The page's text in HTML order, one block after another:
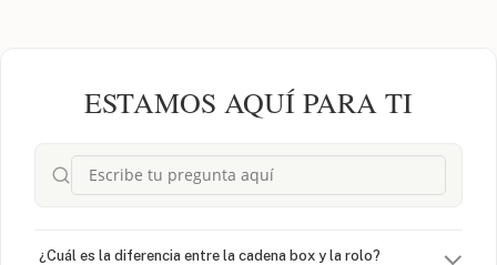
ESTAMOS AQUÍ PARA TI
¿Cuál es la diferencia entre la cadena box y la rolo?